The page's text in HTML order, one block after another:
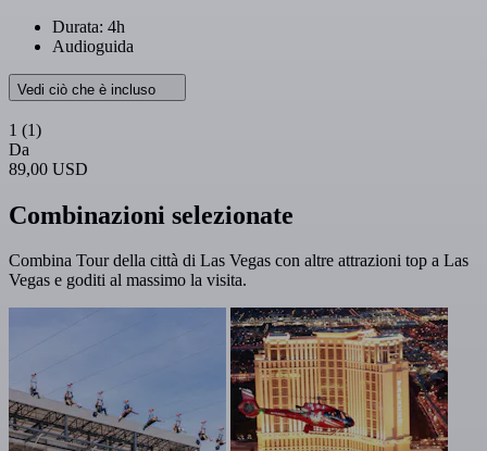
Durata: 4h
Audioguida
Vedi ciò che è incluso
1 (1)
Da
89,00 USD
Combinazioni selezionate
Combina Tour della città di Las Vegas con altre attrazioni top a Las
Vegas e goditi al massimo la visita.